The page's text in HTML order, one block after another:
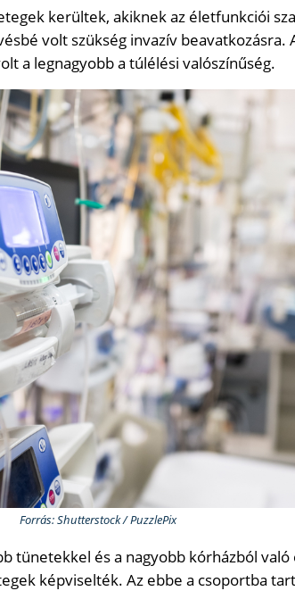
kerültek, akiknek az életfunkciói
volt szükség invazív beavatkozásra.
a legnagyobb a túlélési valószínűség.
Forrás: Shutterstock / PuzzlePix
tünetekkel és a nagyobb kórházból való
képviselték. Az ebbe a csoportba